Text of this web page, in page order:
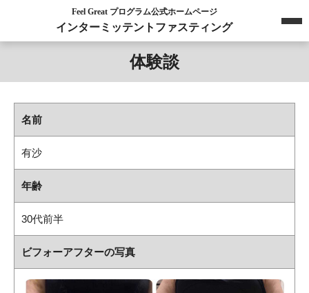
Feel Great プログラム公式ホームページ
インターミッテントファスティング
体験談
名前
有沙
年齢
30代前半
ビフォーアフターの写真